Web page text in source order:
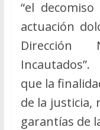
“el
actuación
Dirección
que la
de la justicia,
garantías de